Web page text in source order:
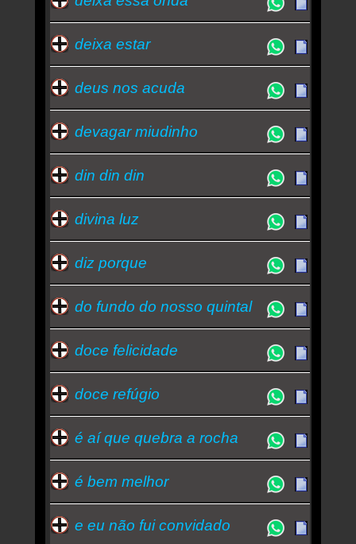
deixa estar
deus nos acuda
devagar miudinho
din din din
divina luz
diz porque
do fundo do nosso quintal
doce felicidade
doce refúgio
é aí que quebra a rocha
é bem melhor
e eu não fui convidado